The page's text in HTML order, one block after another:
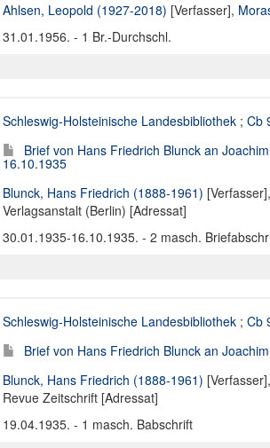
Ahlsen, Leopold (1927-2018) [Verfasser],
31.01.1956. - 1 Br.-Durchschl.
Schleswig-Holsteinische Landesbibliothek ; Cb
Brief von Hans Friedrich Blunck an
16.10.1935
Blunck, Hans Friedrich (1888-1961)
Verlagsanstalt (Berlin) [Adressat]
30.01.1935-16.10.1935. - 2 masch.
Schleswig-Holsteinische Landesbibliothek ; Cb
Brief von Hans Friedrich Blunck an
Blunck, Hans Friedrich (1888-1961)
Revue Zeitschrift [Adressat]
19.04.1935. - 1 masch. Babschrift